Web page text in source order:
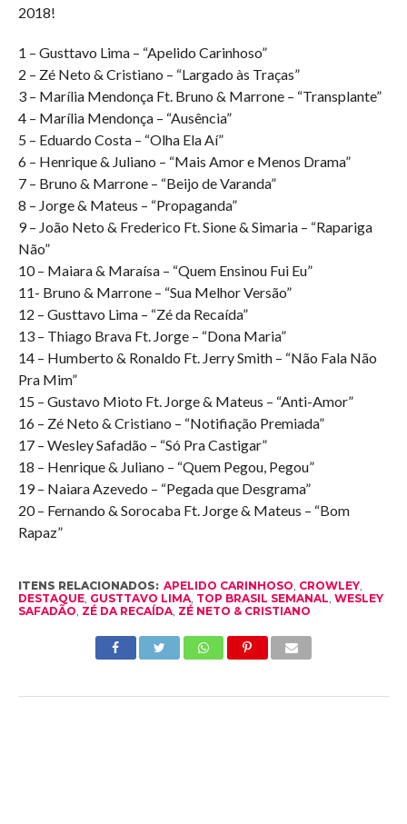
2018!
1 – Gusttavo Lima – “Apelido Carinhoso”
2 – Zé Neto & Cristiano – “Largado às Traças”
3 – Marília Mendonça Ft. Bruno & Marrone – “Transplante”
4 – Marília Mendonça – “Ausência”
5 – Eduardo Costa – “Olha Ela Aí”
6 – Henrique & Juliano – “Mais Amor e Menos Drama”
7 – Bruno & Marrone – “Beijo de Varanda”
8 – Jorge & Mateus – “Propaganda”
9 – João Neto & Frederico Ft. Sione & Simaria – “Rapariga
Não”
10 – Maiara & Maraísa – “Quem Ensinou Fui Eu”
11- Bruno & Marrone – “Sua Melhor Versão”
12 – Gusttavo Lima – “Zé da Recaída”
13 – Thiago Brava Ft. Jorge – “Dona Maria”
14 – Humberto & Ronaldo Ft. Jerry Smith – “Não Fala Não
Pra Mim”
15 – Gustavo Mioto Ft. Jorge & Mateus – “Anti-Amor”
16 – Zé Neto & Cristiano – “Notifiação Premiada”
17 – Wesley Safadão – “Só Pra Castigar”
18 – Henrique & Juliano – “Quem Pegou, Pegou”
19 – Naiara Azevedo – “Pegada que Desgrama”
20 – Fernando & Sorocaba Ft. Jorge & Mateus – “Bom
Rapaz”
ITENS RELACIONADOS: APELIDO CARINHOSO CROWLEY,
DESTAQUE, GUSTTAVO LIMA, TOP BRASIL SEMANAL WESLEY
SAFADÃO ZÉ DA RECAÍDA, ZÉ NETO & CRISTIANO